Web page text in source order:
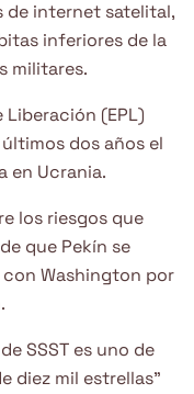
de internet satelital,
inferiores de la
militares.
Liberación (EPL)
dos años el
en Ucrania.
los riesgos que
que Pekín se
Washington por
SSST es uno de
diez mil estrellas”